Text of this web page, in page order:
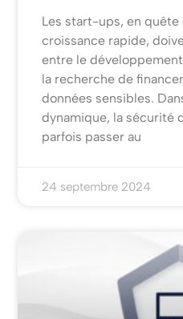
Les start-ups, en quête
croissance rapide,
entre le
la recherche de
données sensibles.
dynamique, la sécurité
parfois passer au
24 septembre 2024